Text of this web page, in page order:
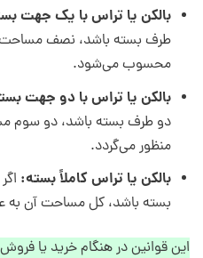
بالکن یا تراس با یک جهت
محسوب می‌شود.
بالکن یا تراس با دو جهت
منظور می‌گردد.
بالکن یا تراس کاملاً بسته:
بسته باشد، کل مساحت آن به
این قوانین در هنگام خرید یا